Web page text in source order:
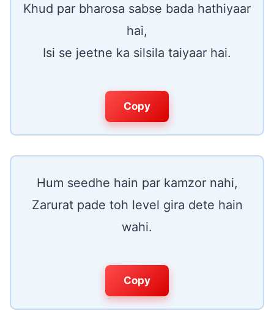
Khud par bharosa sabse bada hathiyaar
hai,
Isi se jeetne ka silsila taiyaar hai.
Copy
Hum seedhe hain par kamzor nahi,
Zarurat pade toh level gira dete hain
wahi.
Copy